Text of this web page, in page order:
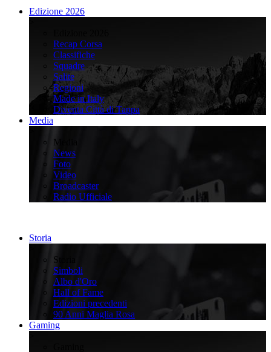
Edizione 2026
Recap Corsa
Classifiche
Squadre
Salite
Regioni
Made in Italy
Diventa Città di Tappa
Media
Media
News
Foto
Video
Broadcaster
Radio Ufficiale
Storia
Storia
Simboli
Albo d'Oro
Hall of Fame
Edizioni precedenti
90 Anni Maglia Rosa
Gaming